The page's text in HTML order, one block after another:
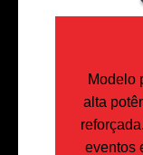
Modelo
alta
eventos